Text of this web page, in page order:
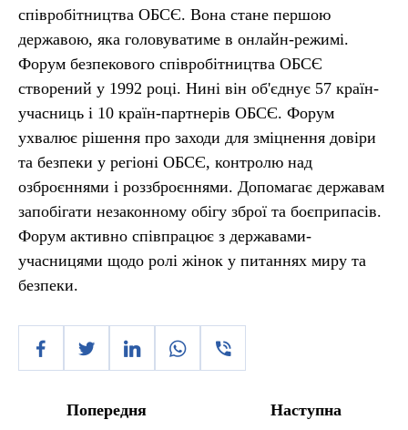
співробітництва ОБСЄ. Вона стане першою
державою, яка головуватиме в онлайн-режимі.
Форум безпекового співробітництва ОБСЄ
створений у 1992 році. Нині він об'єднує 57 країн-
учасниць і 10 країн-партнерів ОБСЄ. Форум
ухвалює рішення про заходи для зміцнення довіри
та безпеки у регіоні ОБСЄ, контролю над
озброєннями і роззброєннями. Допомагає державам
запобігати незаконному обігу зброї та боєприпасів.
Форум активно співпрацює з державами-
учасницями щодо ролі жінок у питаннях миру та
безпеки.
Попередня Наступна